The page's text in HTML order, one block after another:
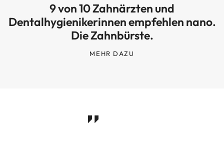
9 von 10 Zahnärzten und
Dentalhygienikerinnen empfehlen nano.
Die Zahnbürste.
MEHR DAZU